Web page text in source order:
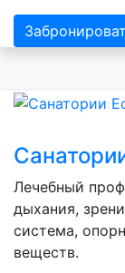
Лечебный
дыхания,
система,
веществ.